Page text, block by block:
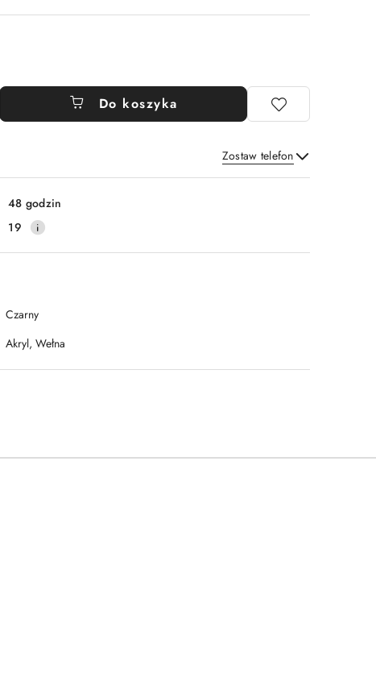
Do koszyka
Zostaw telefon
Wyślij
48 godzin
19
Czarny
Akryl, Wełna